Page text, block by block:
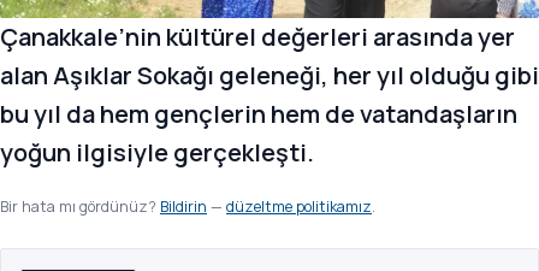
Çanakkale’nin kültürel değerleri arasında yer
alan Aşıklar Sokağı geleneği, her yıl olduğu gibi
bu yıl da hem gençlerin hem de vatandaşların
yoğun ilgisiyle gerçekleşti.
Bir hata mı gördünüz? Bildirin — düzeltme politikamız.